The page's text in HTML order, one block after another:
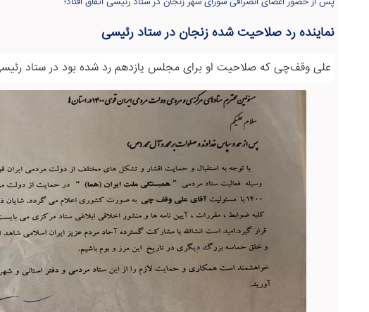
نماینده رد صلاحیت شده زنجان در ستاد رئیسی
علی وقف‌چی که صلاحیت او برای مجلس یازدهم رد شده بود در ستاد